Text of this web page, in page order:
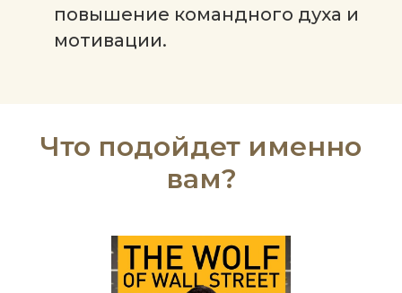
повышение командного духа и
мотивации.
Что подойдет именно
вам?